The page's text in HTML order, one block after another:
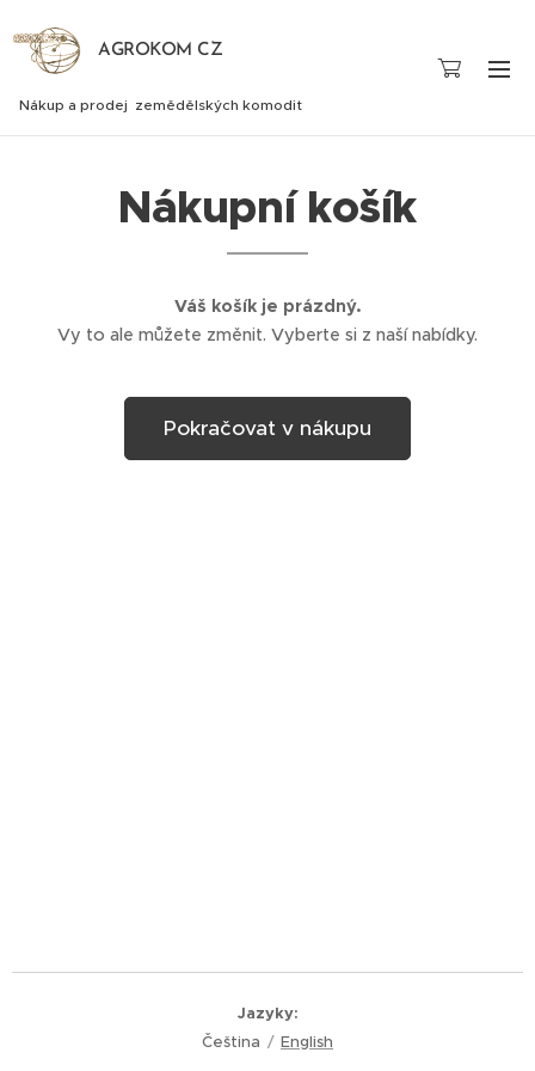
AGROKOM CZ
Nákup a prodej zemědělských komodit
Nákupní košík
Váš košík je prázdný.
Vy to ale můžete změnit. Vyberte si z naší nabídky.
Pokračovat v nákupu
Jazyky
Čeština
English